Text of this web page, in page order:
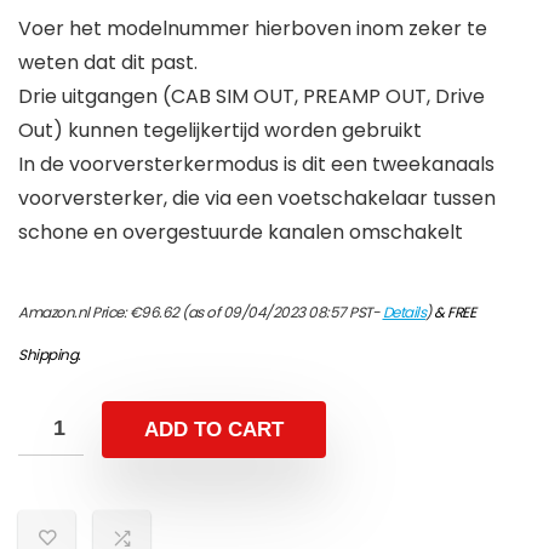
Voer het modelnummer hierboven inom zeker te
weten dat dit past.
Drie uitgangen (CAB SIM OUT, PREAMP OUT, Drive
Out) kunnen tegelijkertijd worden gebruikt
In de voorversterkermodus is dit een tweekanaals
voorversterker, die via een voetschakelaar tussen
schone en overgestuurde kanalen omschakelt
Amazon.nl Price:€96.62(as of 09/04/2023 08:57 PST-Details)&FREE
Shipping.
ADD TO CART